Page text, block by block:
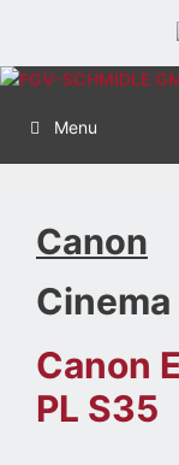
Menu
Canon
Cinema
Canon
PL S35